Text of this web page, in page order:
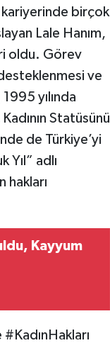
kariyerinde birçok
Lale Hanım,
oldu. Görev
ve
yılında
Statüsünü
de Türkiye’yi
adlı
hakları
Kayyum